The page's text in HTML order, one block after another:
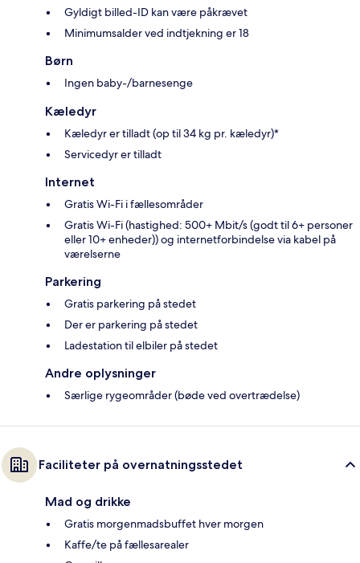
Gyldigt billed-ID kan være påkrævet
Minimumsalder ved indtjekning er 18
Børn
Ingen baby-/barnesenge
Kæledyr
Kæledyr er tilladt (op til 34 kg pr. kæledyr)*
Servicedyr er tilladt
Internet
Gratis Wi-Fi i fællesområder
Gratis Wi-Fi (hastighed: 500+ Mbit/s (godt til 6+ personer
eller 10+ enheder)) og internetforbindelse via kabel på
værelserne
Parkering
Gratis parkering på stedet
Der er parkering på stedet
Ladestation til elbiler på stedet
Andre oplysninger
Særlige rygeområder (bøde ved overtrædelse)
Faciliteter på overnatningsstedet
Mad og drikke
Gratis morgenmadsbuffet hver morgen
Kaffe/te på fællesarealer